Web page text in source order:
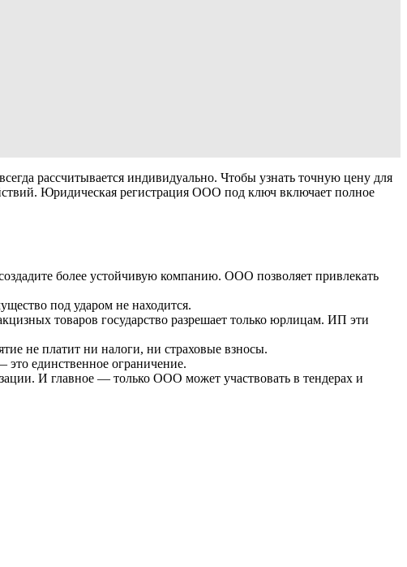
рассчитывается индивидуально. Чтобы узнать точную цену для
Юридическая регистрация ООО под ключ включает полное
более устойчивую компанию. ООО позволяет привлекать
под ударом не находится.
товаров государство разрешает только юрлицам. ИП эти
не платит ни налоги, ни страховые взносы.
единственное ограничение.
И главное — только ООО может участвовать в тендерах и